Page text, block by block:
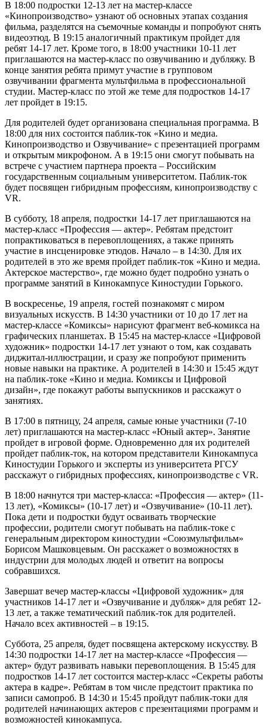
В 18:00 подростки 12-13 лет на мастер-классе
«Кинопроизводство» узнают об основных этапах создания
фильма, разделятся на съемочные команды и попробуют снять
видеоэтюд. В 19:15 аналогичный практикум пройдет для
ребят 14-17 лет. Кроме того, в 18:00 участники 10-11 лет
приглашаются на мастер-класс по озвучиванию и дубляжу. В
конце занятия ребята примут участие в групповом
озвучивании фрагмента мультфильма в профессиональной
студии. Мастер-класс по этой же теме для подростков 14-17
лет пройдет в 19:15.
Для родителей будет организована специальная программа. В
18:00 для них состоится паблик-ток «Кино и медиа.
Кинопроизводство и Озвучивание» с презентацией программ
и открытым микрофоном. А в 19:15 они смогут побывать на
встрече с участием партнера проекта – Российским
государственным социальным университетом. Паблик-ток
будет посвящен гибридным профессиям, кинопроизводству с
VR.
В субботу, 18 апреля, подростки 14-17 лет приглашаются на
мастер-класс «Профессия — актер». Ребятам предстоит
попрактиковаться в перевоплощениях, а также принять
участие в инсценировке этюдов. Начало – в 14:30. Для их
родителей в это же время пройдет паблик-ток «Кино и медиа.
Актерское мастерство», где можно будет подробно узнать о
программе занятий в Кинокампусе Киностудии Горького.
В воскресенье, 19 апреля, гостей познакомят с миром
визуальных искусств. В 14:30 участники от 10 до 17 лет на
мастер-классе «Комиксы» нарисуют фрагмент веб-комикса на
графических планшетах. В 15:45 на мастер-классе «Цифровой
художник» подростки 14-17 лет узнают о том, как создавать
диджитал-иллюстрации, и сразу же попробуют применить
новые навыки на практике. А родителей в 14:30 и 15:45 ждут
на паблик-токе «Кино и медиа. Комиксы и Цифровой
дизайн», где покажут работы выпускников и расскажут о
занятиях.
В 17:00 в пятницу, 24 апреля, самые юные участники (7-10
лет) приглашаются на мастер-класс «Юный актер». Занятие
пройдет в игровой форме. Одновременно для их родителей
пройдет паблик-ток, на котором представители Кинокампуса
Киностудии Горького и эксперты из университета РГСУ
расскажут о гибридных профессиях, кинопроизводстве с VR.
В 18:00 начнутся три мастер-класса: «Профессия — актер» (11-
13 лет), «Комиксы» (10-17 лет) и «Озвучивание» (10-11 лет).
Пока дети и подростки будут осваивать творческие
профессии, родители смогут побывать на паблик-токе с
генеральным директором киностудии «Союзмультфильм»
Борисом Машковцевым. Он расскажет о возможностях в
индустрии для молодых людей и ответит на вопросы
собравшихся.
Завершат вечер мастер-классы «Цифровой художник» для
участников 14-17 лет и «Озвучивание и дубляж» для ребят 12-
13 лет, а также тематический паблик-ток для родителей.
Начало всех активностей – в 19:15.
Суббота, 25 апреля, будет посвящена актерскому искусству. В
14:30 подростки 14-17 лет на мастер-классе «Профессия —
актер» будут развивать навыки перевоплощения. В 15:45 для
подростков 14-17 лет состоится мастер-класс «Секреты работы
актера в кадре». Ребятам в том числе предстоит практика по
записи самопроб. В 14:30 и 15:45 пройдут паблик-токи для
родителей начинающих актеров с презентациями программ и
возможностей кинокампуса.